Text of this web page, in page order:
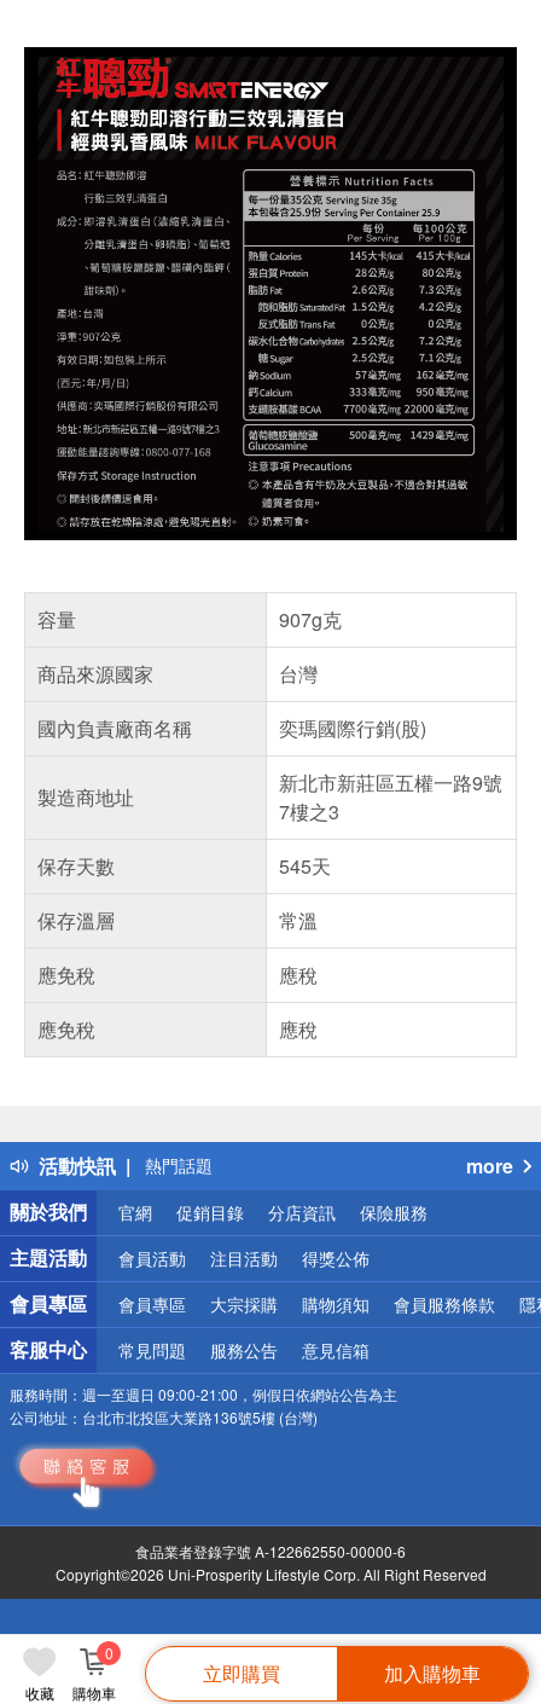
收藏 購物車
0
立即購買 加入購物車
容量
907g克
商品來源國家
台灣
國內負責廠商名稱
奕瑪國際行銷(股)
製造商地址
新北市新莊區五權一路9號
7樓之3
保存天數
545天
保存溫層
常溫
應免稅
應稅
應免稅
應稅
活動快訊
得獎公告
熱門話題
銀行優惠
偏遠地區配送
詐騙網頁！請小心！
more
關於我們
官網 促銷目錄 分店資訊 保險服務
主題活動 會員活動 注目活動 得獎公佈
會員專區 會員專區 大宗採購 購物須知 會員服務條款 隱
客服中心 常見問題 服務公告 意見信箱
服務時間： 週一至週日 09:00-21:00，例假日依網站公告為主
公司地址： 台北市北投區大業路136號5樓 (台灣)
食品業者登錄字號 A-122662550-00000-6
Copyright©2026 Uni-Prosperity Lifestyle Corp. All Right Reserved